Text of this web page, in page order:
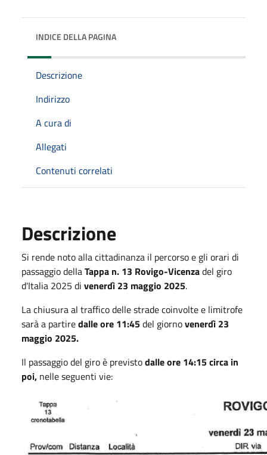
INDICE DELLA PAGINA
Descrizione
Indirizzo
A cura di
Allegati
Contenuti correlati
Descrizione
Si rende noto alla cittadinanza il percorso e gli orari di
passaggio dellaTappa n. 13 Rovigo-Vicenzadel giro
d'Italia 2025 di venerdì 23 maggio 2025.
La chiusura al traffico delle strade coinvolte e limitrofe
sarà a partiredalle ore 11:45del giornovenerdì 23
maggio 2025.
Il passaggio del giro è previstodalle ore 14:15 circa in
poi, nelle seguenti vie: